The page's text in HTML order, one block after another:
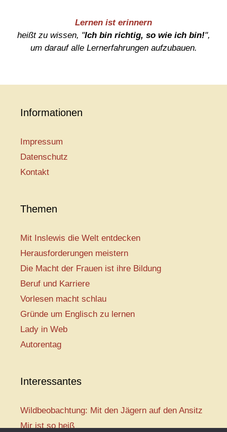
Lernen ist erinnern
heißt zu wissen, "Ich bin richtig, so wie ich bin!",
um darauf alle Lernerfahrungen aufzubauen.
Informationen
Impressum
Datenschutz
Kontakt
Themen
Mit Inslewis die Welt entdecken
Herausforderungen meistern
Die Macht der Frauen ist ihre Bildung
Beruf und Karriere
Vorlesen macht schlau
Gründe um Englisch zu lernen
Lady in Web
Autorentag
Interessantes
Wildbeobachtung: Mit den Jägern auf den Ansitz
Mir ist so heiß